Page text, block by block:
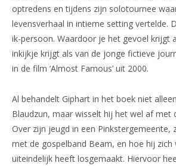
optredens en tijdens zijn solotournee
levensverhaal in intieme setting vertelde.
ik-persoon. Waardoor je het gevoel krijgt
inkijkje krijgt als van de jonge fictieve
in de film ‘Almost Famous’ uit 2000.
Al behandelt Giphart in het boek niet
Blaudzun, maar wisselt hij het wel af met
Over zijn jeugd in een Pinkstergemeente,
met de gospelband Beam, en hoe hij
uiteindelijk heeft losgemaakt. Hiervoor